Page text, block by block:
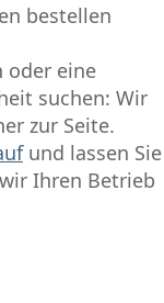
bestellen
oder eine
suchen: Wir
zur Seite.
und lassen Sie
Ihren Betrieb